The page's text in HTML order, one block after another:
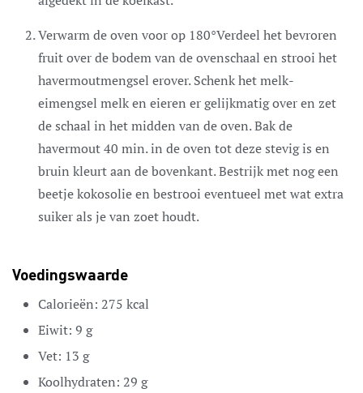
Verwarm de oven voor op 180°Verdeel het bevroren
fruit over de bodem van de ovenschaal en strooi het
havermoutmengsel erover. Schenk het melk-
eimengsel melk en eieren er gelijkmatig over en zet
de schaal in het midden van de oven. Bak de
havermout 40 min. in de oven tot deze stevig is en
bruin kleurt aan de bovenkant. Bestrijk met nog een
beetje kokosolie en bestrooi eventueel met wat extra
suiker als je van zoet houdt.
Voedingswaarde
Calorieën: 275 kcal
Eiwit: 9 g
Vet: 13 g
Koolhydraten: 29 g